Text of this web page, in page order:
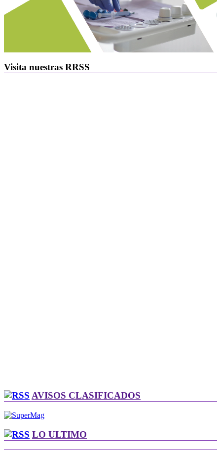
Visita nuestras RRSS
AVISOS CLASIFICADOS
LO ULTIMO